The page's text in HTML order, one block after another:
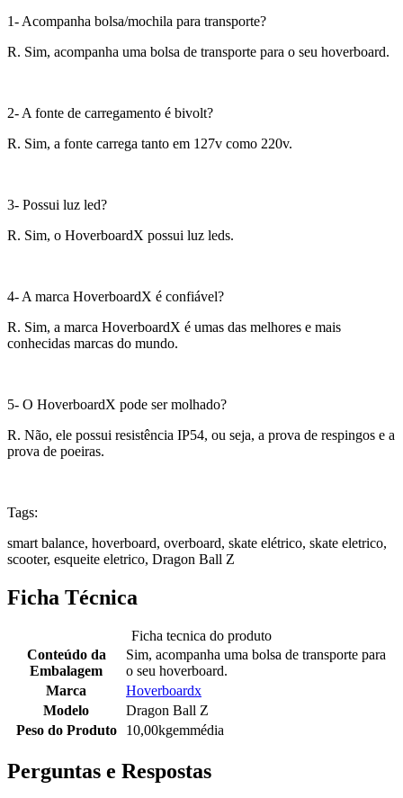
1- Acompanha bolsa/mochila para transporte?
R. Sim, acompanha uma bolsa de transporte para o seu hoverboard.
2- A fonte de carregamento é bivolt?
R. Sim, a fonte carrega tanto em 127v como 220v.
3- Possui luz led?
R. Sim, o HoverboardX possui luz leds.
4- A marca HoverboardX é confiável?
R. Sim, a marca HoverboardX é umas das melhores e mais
conhecidas marcas do mundo.
5- O HoverboardX pode ser molhado?
R. Não, ele possui resistência IP54, ou seja, a prova de respingos e a
prova de poeiras.
Tags:
smart balance, hoverboard, overboard, skate elétrico, skate eletrico,
scooter, esqueite eletrico, Dragon Ball Z
Ficha Técnica
Ficha tecnica do produto
Conteúdo da
Embalagem
Sim, acompanha uma bolsa de transporte para
o seu hoverboard.
Marca
Hoverboardx
Modelo
Dragon Ball Z
Peso do Produto
10,00kgemmédia
Perguntas e Respostas